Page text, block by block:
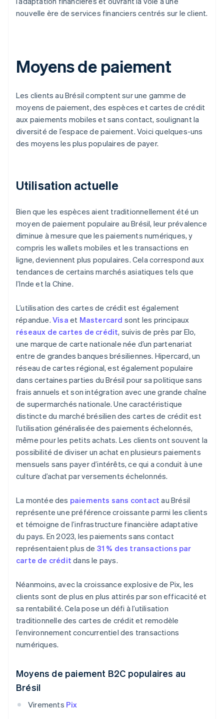
nouvelle ère de services financiers centrés sur le client.
Moyens de paiement
Les clients au Brésil comptent sur une gamme de
moyens de paiement, des espèces et cartes de crédit
aux paiements mobiles et sans contact, soulignant la
diversité de l’espace de paiement. Voici quelques-uns
des moyens les plus populaires de payer.
Utilisation actuelle
Bien que les espèces aient traditionnellement été un
moyen de paiement populaire au Brésil, leur prévalence
diminue à mesure que les paiements numériques, y
compris les wallets mobiles et les transactions en
ligne, deviennent plus populaires. Cela correspond aux
tendances de certains marchés asiatiques tels que
l’Inde et la Chine.
L’utilisation des cartes de crédit est également
répandue. Visa et Mastercard sont les principaux
réseaux de cartes de crédit, suivis de près par Elo,
une marque de carte nationale née d’un partenariat
entre de grandes banques brésiliennes. Hipercard, un
réseau de cartes régional, est également populaire
dans certaines parties du Brésil pour sa politique sans
frais annuels et son intégration avec une grande chaîne
de supermarchés nationale. Une caractéristique
distincte du marché brésilien des cartes de crédit est
l’utilisation généralisée des paiements échelonnés,
même pour les petits achats. Les clients ont souvent la
possibilité de diviser un achat en plusieurs paiements
mensuels sans payer d’intérêts, ce qui a conduit à une
culture d’achat par versements échelonnés.
La montée des paiements sans contact au Brésil
représente une préférence croissante parmi les clients
et témoigne de l’infrastructure financière adaptative
du pays. En 2023, les paiements sans contact
représentaient plus de 31 % des transactions par
carte de crédit dans le pays.
Néanmoins, avec la croissance explosive de Pix, les
clients sont de plus en plus attirés par son efficacité et
sa rentabilité. Cela pose un défi à l’utilisation
traditionnelle des cartes de crédit et remodèle
l’environnement concurrentiel des transactions
numériques.
Moyens de paiement B2C populaires au
Brésil
Virements Pix